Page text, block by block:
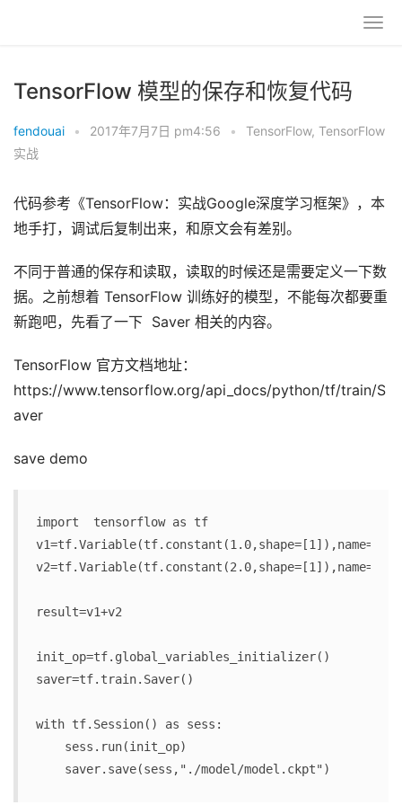
TensorFlow 模型的保存和恢复代码
fendouai • 2017年7月7日 pm4:56 • TensorFlow, TensorFlow
实战
代码参考《TensorFlow：实战Google深度学习框架》，本
地手打，调试后复制出来，和原文会有差别。
不同于普通的保存和读取，读取的时候还是需要定义一下数
据。之前想着 TensorFlow 训练好的模型，不能每次都要重
新跑吧，先看了一下 Saver 相关的内容。
TensorFlow 官方文档地址：
https://www.tensorflow.org/api_docs/python/tf/train/S
aver
save demo
import  tensorflow as tf
result=v1+v2
init_op=tf.global_variables_initializer()
saver=tf.train.Saver()
with tf.Session() as sess:
    sess.run(init_op)
    saver.save(sess,"./model/model.ckpt")